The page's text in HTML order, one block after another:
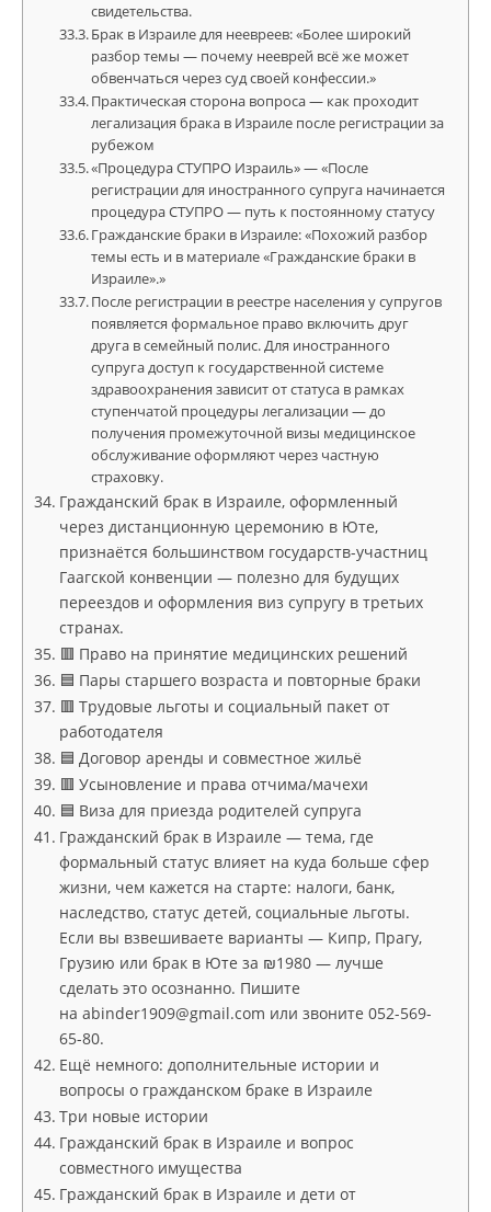
свидетельства.
Брак в Израиле для неевреев: «Более широкий
разбор темы — почему нееврей всё же может
обвенчаться через суд своей конфессии.»
Практическая сторона вопроса — как проходит
легализация брака в Израиле после регистрации за
рубежом
«Процедура СТУПРО Израиль» — «После
регистрации для иностранного супруга начинается
процедура СТУПРО — путь к постоянному статусу
Гражданские браки в Израиле: «Похожий разбор
темы есть и в материале «Гражданские браки в
Израиле».»
После регистрации в реестре населения у супругов
появляется формальное право включить друг
друга в семейный полис. Для иностранного
супруга доступ к государственной системе
здравоохранения зависит от статуса в рамках
ступенчатой процедуры легализации — до
получения промежуточной визы медицинское
обслуживание оформляют через частную
страховку.
Гражданский брак в Израиле, оформленный
через дистанционную церемонию в Юте,
признаётся большинством государств-участниц
Гаагской конвенции — полезно для будущих
переездов и оформления виз супругу в третьих
странах.
🟥 Право на принятие медицинских решений
🟦 Пары старшего возраста и повторные браки
🟥 Трудовые льготы и социальный пакет от
работодателя
🟦 Договор аренды и совместное жильё
🟥 Усыновление и права отчима/мачехи
🟦 Виза для приезда родителей супруга
Гражданский брак в Израиле — тема, где
формальный статус влияет на куда больше сфер
жизни, чем кажется на старте: налоги, банк,
наследство, статус детей, социальные льготы.
Если вы взвешиваете варианты — Кипр, Прагу,
Грузию или брак в Юте за ₪1980 — лучше
сделать это осознанно. Пишите
на abinder1909@gmail.com или звоните 052-569-
65-80.
Ещё немного: дополнительные истории и
вопросы о гражданском браке в Израиле
Три новые истории
Гражданский брак в Израиле и вопрос
совместного имущества
Гражданский брак в Израиле и дети от